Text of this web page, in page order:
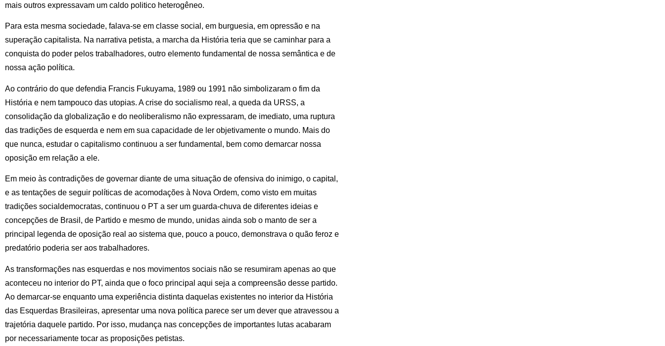
mais outros expressavam um caldo politico heterogêneo.
Para esta mesma sociedade, falava-se em classe social, em burguesia, em opressão e na
superação capitalista. Na narrativa petista, a marcha da História teria que se caminhar para a
conquista do poder pelos trabalhadores, outro elemento fundamental de nossa semântica e de
nossa ação política.
Ao contrário do que defendia Francis Fukuyama, 1989 ou 1991 não simbolizaram o fim da
História e nem tampouco das utopias. A crise do socialismo real, a queda da URSS, a
consolidação da globalização e do neoliberalismo não expressaram, de imediato, uma ruptura
das tradições de esquerda e nem em sua capacidade de ler objetivamente o mundo. Mais do
que nunca, estudar o capitalismo continuou a ser fundamental, bem como demarcar nossa
oposição em relação a ele.
Em meio às contradições de governar diante de uma situação de ofensiva do inimigo, o capital,
e as tentações de seguir políticas de acomodações à Nova Ordem, como visto em muitas
tradições socialdemocratas, continuou o PT a ser um guarda-chuva de diferentes ideias e
concepções de Brasil, de Partido e mesmo de mundo, unidas ainda sob o manto de ser a
principal legenda de oposição real ao sistema que, pouco a pouco, demonstrava o quão feroz e
predatório poderia ser aos trabalhadores.
As transformações nas esquerdas e nos movimentos sociais não se resumiram apenas ao que
aconteceu no interior do PT, ainda que o foco principal aqui seja a compreensão desse partido.
Ao demarcar-se enquanto uma experiência distinta daquelas existentes no interior da História
das Esquerdas Brasileiras, apresentar uma nova política parece ser um dever que atravessou a
trajetória daquele partido. Por isso, mudança nas concepções de importantes lutas acabaram
por necessariamente tocar as proposições petistas.